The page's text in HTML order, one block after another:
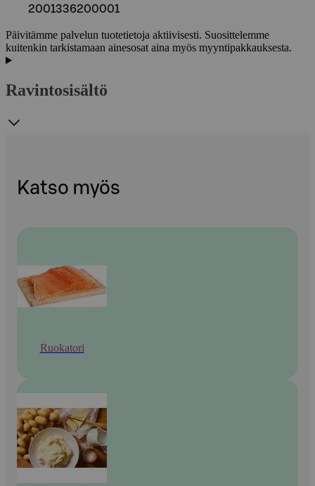
2001336200001
Päivitämme palvelun tuotetietoja aktiivisesti. Suosittelemme
kuitenkin tarkistamaan ainesosat aina myös myyntipakkauksesta.
Ravintosisältö
Katso myös
Ruokatori